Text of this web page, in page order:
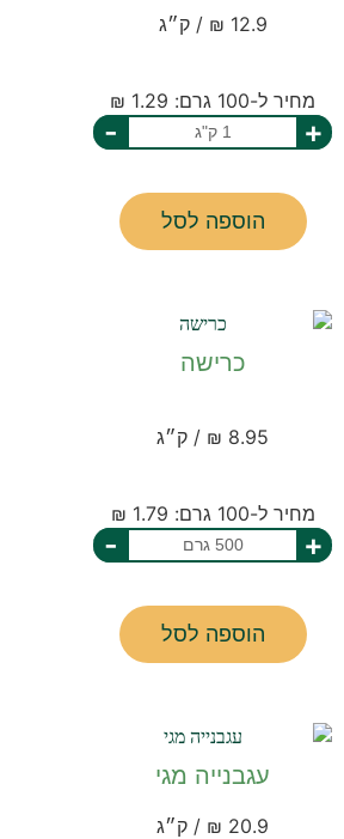
12.9 ₪ / ק״ג
מחיר ל-100 גרם: 1.29 ₪
+
-
הוספה לסל
כרישה
8.95 ₪ / ק״ג
מחיר ל-100 גרם: 1.79 ₪
+
-
הוספה לסל
עגבנייה מגי
20.9 ₪ / ק״ג